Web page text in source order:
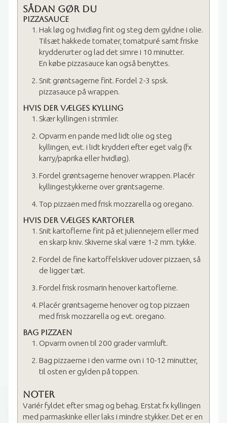
Sådan gør du
Pizzasauce
Hak løg og hvidløg fint og steg dem gyldne i olie.
Tilsæt hakkede tomater, tomatpuré samt friske
krydderurter og lad det simre i 10 minutter.
En købe pizzasauce kan også benyttes.
Snit grøntsagerne fint. Fordel 2-3 spsk.
pizzasauce på wrappen.
Hvis der vælges kylling
Skær kyllingen i strimler.
Opvarm en pande med lidt olie og steg
kyllingen, evt. i lidt krydderi efter eget valg (fx
karry/paprika eller hvidløg).
Fordel grøntsagerne henover wrappen. Placér
kyllingestykkerne over grøntsagerne.
Top pizzaen med frisk mozzarella og oregano.
Hvis der vælges kartofler
Snit kartoflerne fint på et juliennejern eller med
en skarp kniv. Skiverne skal være 1-2 mm. tykke.
Fordel de fine kartoffelskiver udover pizzaen, så
de ligger tæt.
Fordel frisk rosmarin henover kartoflerne.
Placér grøntsagerne henover og top pizzaen
med frisk mozzarella og evt. oregano.
Bag pizzaen
Opvarm ovnen til 200 grader varmluft.
Bag pizzaerne i den varme ovn i 10-12 minutter,
til osten er gylden på toppen.
Noter
Variér fyldet efter smag og behag. Erstat fx kyllingen
med parmaskinke eller laks i mindre stykker. Det er en